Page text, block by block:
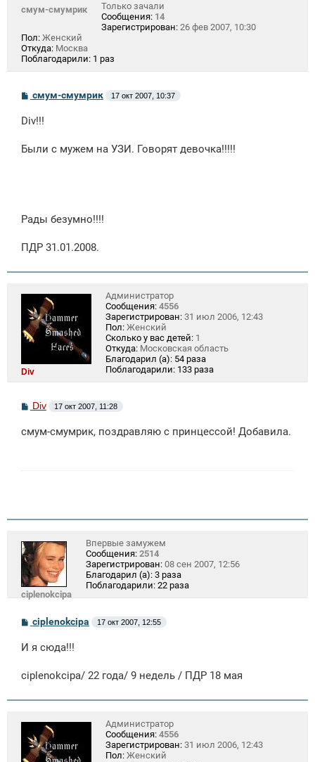
смум-смумрик
Только зачали
Сообщения: 14
Зарегистрирован: 26 фев 2007, 10:30
Пол: Женский
Откуда: Москва
Поблагодарили: 1 раз
С
б
н
смум-смумрик 17 окт 2007, 10:37
Div!!!
Были с мужем на УЗИ. Говорят девочка!!!!!
Рады безумно!!!!
ПДР 31.01.2008.
Div
Администратор
Сообщения: 4556
Зарегистрирован: 31 июл 2006, 12:43
Пол: Женский
Сколько у вас детей: 1
Откуда: Московская область
Благодарил (а): 54 раза
Поблагодарили: 133 раза
С
б
Div 17 окт 2007, 11:28
смум-смумрик, поздравляю с принцессой! Добавила.
ciplenokcipa
Впервые замужем
Сообщения: 2514
Зарегистрирован: 08 сен 2007, 12:56
Благодарил (а): 3 раза
Поблагодарили: 22 раза
С
б
н
е
ciplenokcipa 17 окт 2007, 12:55
И я сюда!!!
ciplenokcipa/ 22 года/ 9 недель / ПДР 18 мая
Администратор
Сообщения: 4556
Зарегистрирован: 31 июл 2006, 12:43
Пол: Женский